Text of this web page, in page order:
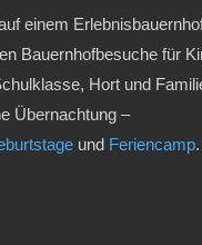
einem
Bauernhofbesuche für
Hort und
Übernachtung –
und Feriencamp.